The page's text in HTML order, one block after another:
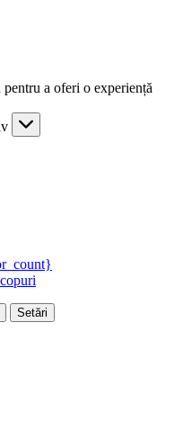
a oferi o experiență
Setări